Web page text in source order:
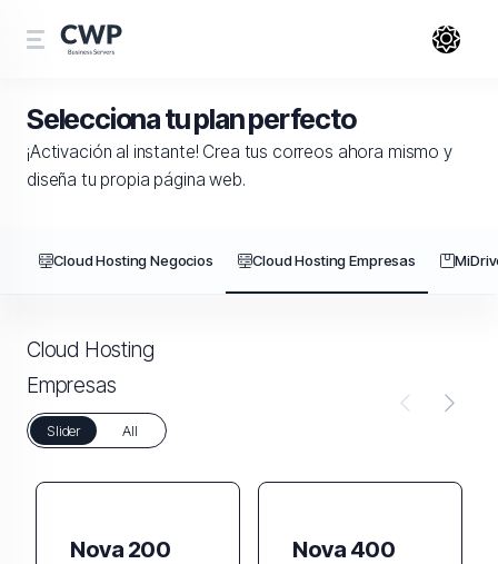
Selecciona tu plan perfecto
¡Activación al instante! Crea tus correos ahora mismo y
diseña tu propia página web.
Cloud Hosting Negocios Cloud Hosting Empresas
Cloud Hosting
Empresas
Slider All
Nova 200 Nova 400